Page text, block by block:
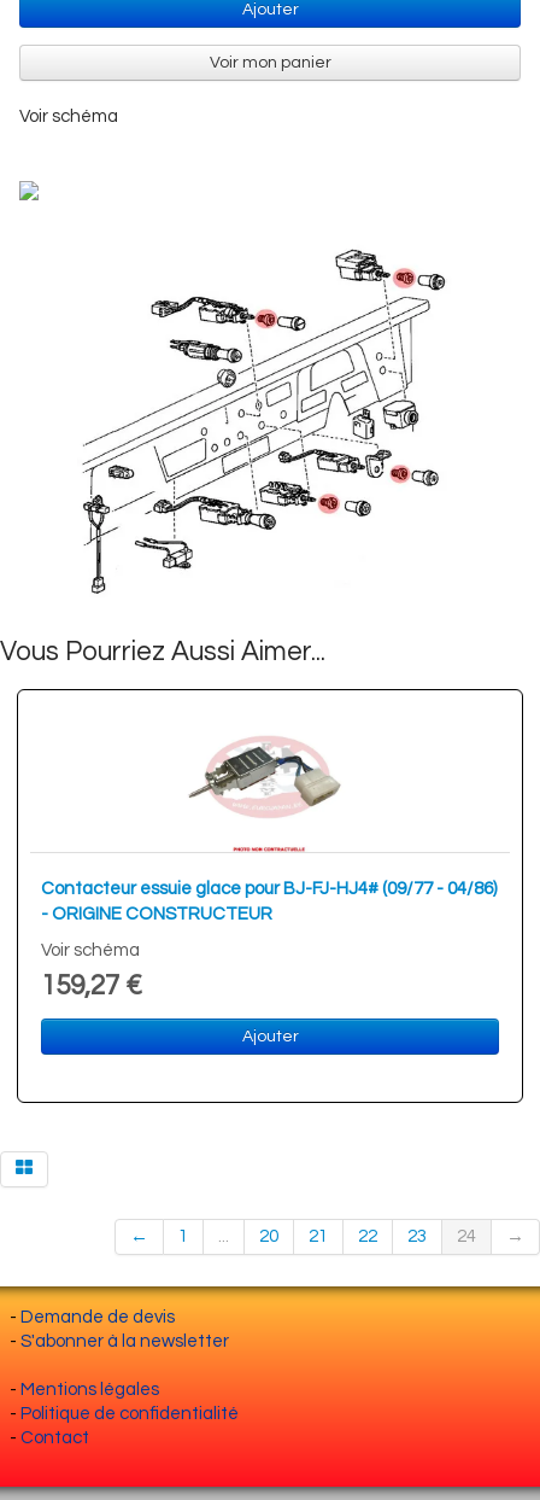
Ajouter
Voir mon panier
Voir schéma
Vous Pourriez Aussi Aimer...
Contacteur essuie glace pour BJ-FJ-HJ4# (09/77 - 04/86)
- ORIGINE CONSTRUCTEUR
Voir schéma
159,27 €
Ajouter
← 1 ... 20 21 22 23 24 →
- Demande de devis
- S'abonner à la newsletter
- Mentions légales
- Politique de confidentialité
- Contact